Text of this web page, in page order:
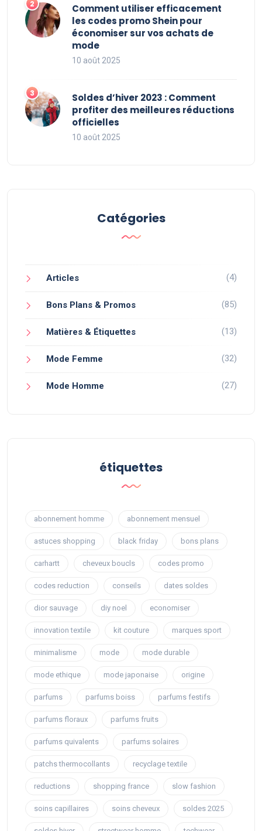
Comment utiliser efficacement
les codes promo Shein pour
économiser sur vos achats de
mode
10 août 2025
Soldes d’hiver 2023 : Comment
profiter des meilleures réductions
officielles
10 août 2025
Catégories
Articles (4)
Bons Plans & Promos (85)
Matières & Étiquettes (13)
Mode Femme (32)
Mode Homme (27)
étiquettes
abonnement homme abonnement mensuel
astuces shopping black friday bons plans
carhartt cheveux boucls codes promo
codes reduction conseils dates soldes
dior sauvage diy noel economiser
innovation textile kit couture marques sport
minimalisme mode mode durable
mode ethique mode japonaise origine
parfums parfums boiss parfums festifs
parfums floraux parfums fruits
parfums quivalents parfums solaires
patchs thermocollants recyclage textile
reductions shopping france slow fashion
soins capillaires soins cheveux soldes 2025